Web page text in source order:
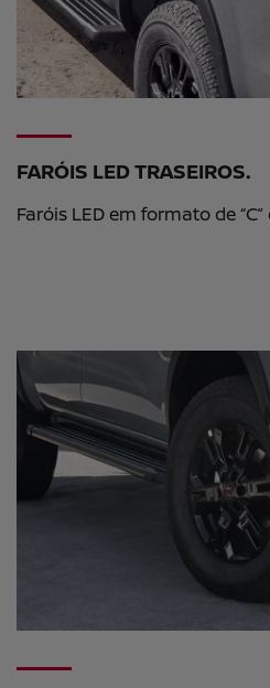
FARÓIS LED TRASEIROS.
Faróis LED em formato de